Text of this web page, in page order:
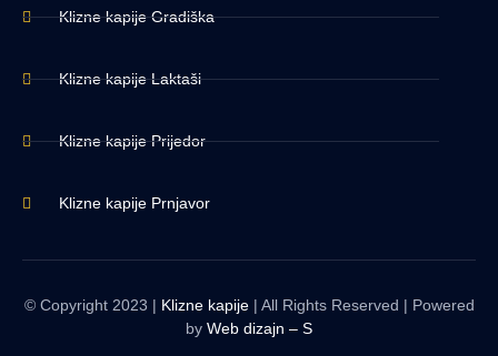
Klizne kapije Gradiška
Klizne kapije Laktaši
Klizne kapije Prijedor
Klizne kapije Prnjavor
© Copyright 2023 | Klizne kapije | All Rights Reserved | Powered
by Web dizajn – S